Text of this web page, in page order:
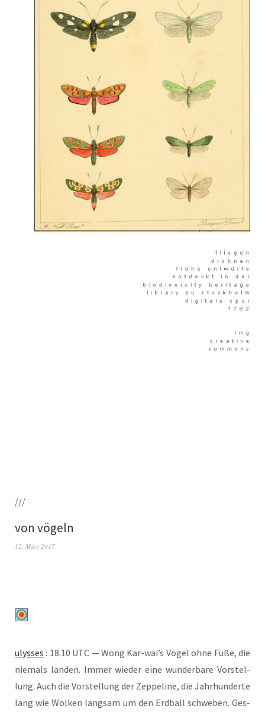
///
von vögeln
12. März 2017
ulys­ses : 18.10 UTC — Wong Kar-wai’s Vögel ohne Füße, die
nie­mals lan­den. Immer wie­der eine wun­der­ba­re Vor­stel­
lung. Auch die Vor­stel­lung der Zep­pe­li­ne, die Jahr­hun­der­te
lang wie Wol­ken lang­sam um den Erd­ball schwe­ben. Ges­